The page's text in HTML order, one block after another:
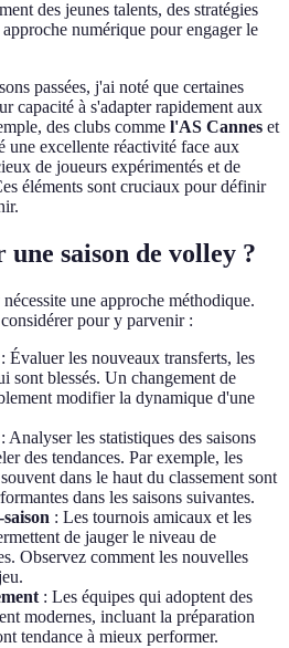
des jeunes talents, des stratégies
numérique pour engager le
passées, j'ai noté que certaines
capacité à s'adapter rapidement aux
des clubs comme l'AS Cannes et
une excellente réactivité face aux
de joueurs expérimentés et de
éléments sont cruciaux pour définir
saison de volley ?
une approche méthodique.
pour y parvenir :
: Évaluer les nouveaux transferts, les
sont blessés. Un changement de
modifier la dynamique d'une
: Analyser les statistiques des saisons
des tendances. Par exemple, les
dans le haut du classement sont
dans les saisons suivantes.
: Les tournois amicaux et les
de jauger le niveau de
Observez comment les nouvelles
: Les équipes qui adoptent des
modernes, incluant la préparation
tendance à mieux performer.